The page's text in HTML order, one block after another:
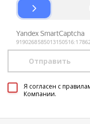
Отправить
Я согласен c
Компании.